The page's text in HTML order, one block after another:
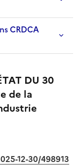
CRDCA
DU 30
de la
12-30/498913